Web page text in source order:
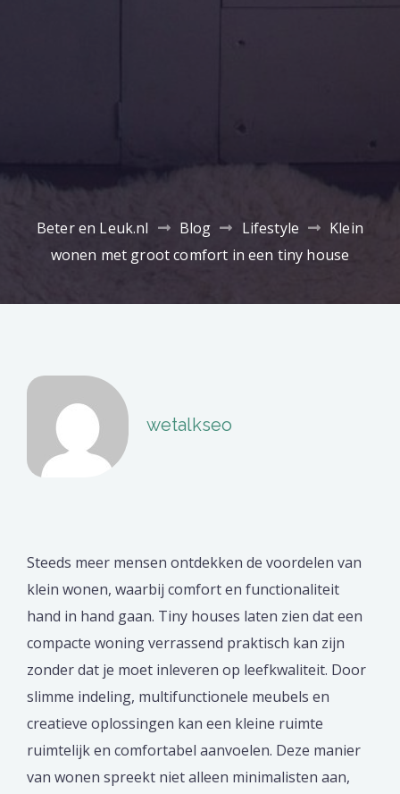
Beter en Leuk.nl Blog Lifestyle
Klein
wonen met groot comfort in een tiny house
wetalkseo
Steeds meer mensen ontdekken de voordelen van
klein wonen, waarbij comfort en functionaliteit
hand in hand gaan. Tiny houses laten zien dat een
compacte woning verrassend praktisch kan zijn
zonder dat je moet inleveren op leefkwaliteit. Door
slimme indeling, multifunctionele meubels en
creatieve oplossingen kan een kleine ruimte
ruimtelijk en comfortabel aanvoelen. Deze manier
van wonen spreekt niet alleen minimalisten aan,